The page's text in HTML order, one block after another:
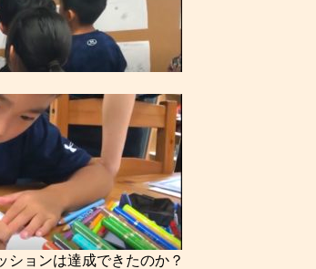
ションは達成できたのか？